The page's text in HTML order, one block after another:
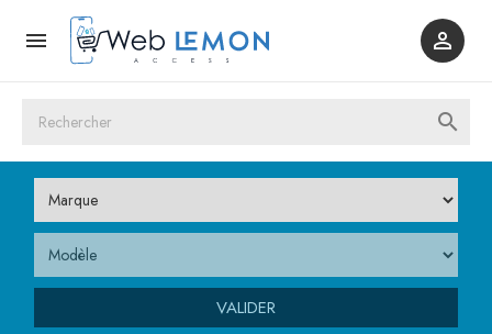
 

VALIDER